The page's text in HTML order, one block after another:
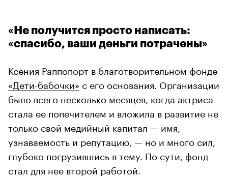
«Не получится просто написать:
«спасибо, ваши деньги потрачены»
Ксения Раппопорт в благотворительном фонде
«Дети-бабочки» с его основания. Организации
было всего несколько месяцев, когда актриса
стала ее попечителем и вложила в развитие не
только свой медийный капитал — имя,
узнаваемость и репутацию, — но и много сил,
глубоко погрузившись в тему. По сути, фонд
стал для нее второй работой.